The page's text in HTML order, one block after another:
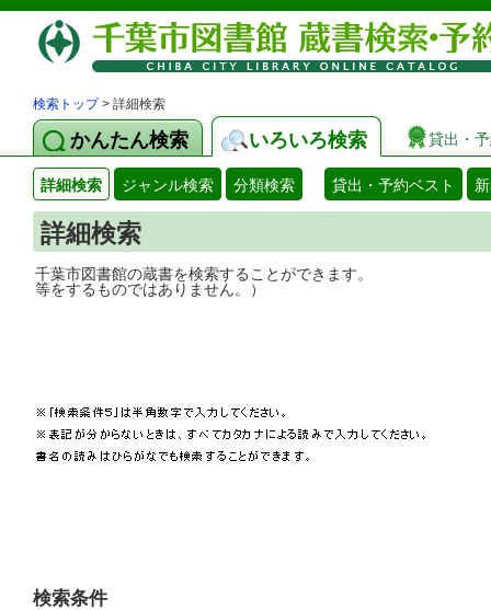
検索トップ> 詳細検索
かんたん検索 いろいろ検索 貸出・
詳細検索 ジャンル検索 分類検索 貸出・予約ベスト
詳細検索
千葉市図書館の蔵書を検索することがで
等をするものではありません。）
検索条件